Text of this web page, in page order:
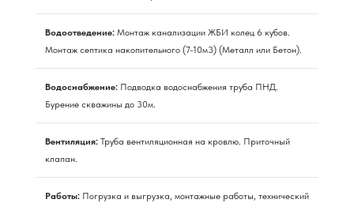
Водоотведение: Монтаж канализации ЖБИ колец 6 кубов.
Монтаж септика накопительного (7-10м3) (Металл или Бетон).
Водоснабжение: Подводка водоснабжения труба ПНД.
Бурение скважины до 30м.
Вентиляция: Труба вентиляционная на кровлю. Приточный
клапан.
Работы: Погрузка и выгрузка, монтажные работы, технический